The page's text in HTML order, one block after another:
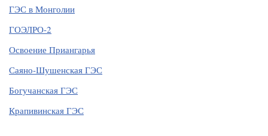
ГЭС в Монголии
ГОЭЛРО-2
Освоение Приангарья
Саяно-Шушенская ГЭС
Богучанская ГЭС
Крапивинская ГЭС